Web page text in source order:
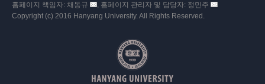
홈페이지 책임자: 채동규 이
메
, 홈페이지 관리자 및 담당자: 정민주 이
Copyright (c) 2016 Hanyang University. All Rights Reserved.